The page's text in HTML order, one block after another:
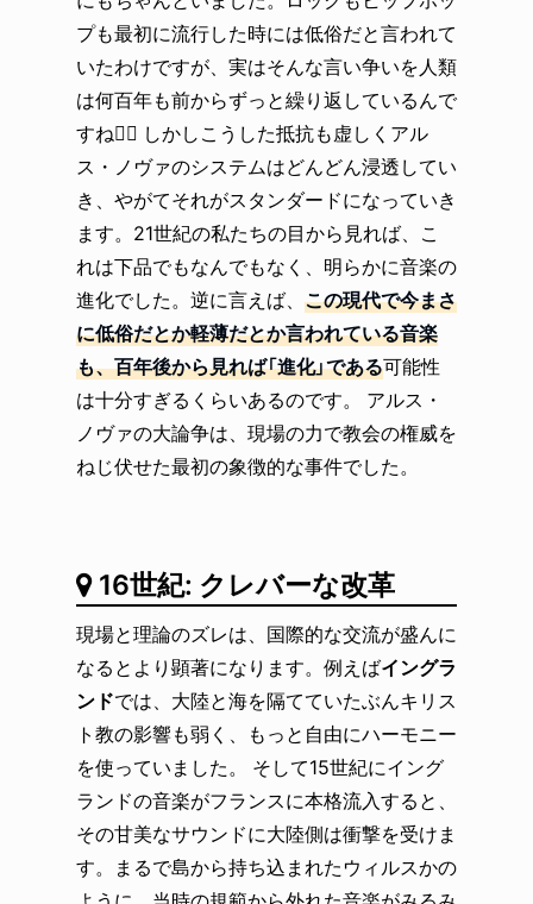
プも最初に流行した時には低俗だと言われて
いたわけですが、実はそんな言い争いを人類
は何百年も前からずっと繰り返しているんで
すね😵‍💫 しかしこうした抵抗も虚しくアル
ス・ノヴァのシステムはどんどん浸透してい
き、やがてそれがスタンダードになっていき
ます。21世紀の私たちの目から見れば、こ
れは下品でもなんでもなく、明らかに音楽の
進化でした。逆に言えば、 この現代で今まさ
に低俗だとか軽薄だとか言われている音楽
も、百年後から見れば「進化」である可能性
は十分すぎるくらいあるのです。 アルス・
ノヴァの大論争は、現場の力で教会の権威を
ねじ伏せた最初の象徴的な事件でした。
16世紀: クレバーな改革
現場と理論のズレは、国際的な交流が盛んに
なるとより顕著になります。例えばイングラ
ンドでは、大陸と海を隔てていたぶんキリス
ト教の影響も弱く、もっと自由にハーモニー
を使っていました。 そして15世紀にイング
ランドの音楽がフランスに本格流入すると、
その甘美なサウンドに大陸側は衝撃を受けま
す。まるで島から持ち込まれたウィルスかの